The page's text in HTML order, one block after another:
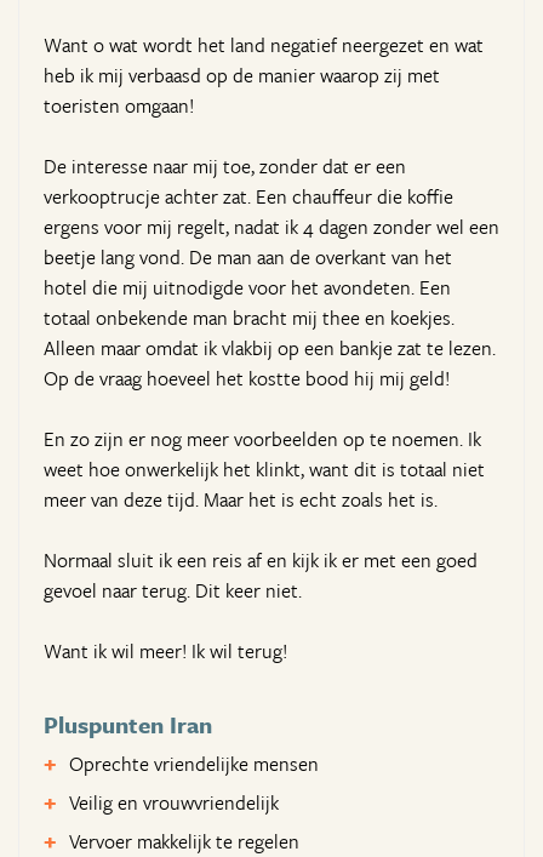
Want o wat wordt het land negatief neergezet en wat
heb ik mij verbaasd op de manier waarop zij met
toeristen omgaan!
De interesse naar mij toe, zonder dat er een
verkooptrucje achter zat. Een chauffeur die koffie
ergens voor mij regelt, nadat ik 4 dagen zonder wel een
beetje lang vond. De man aan de overkant van het
hotel die mij uitnodigde voor het avondeten. Een
totaal onbekende man bracht mij thee en koekjes.
Alleen maar omdat ik vlakbij op een bankje zat te lezen.
Op de vraag hoeveel het kostte bood hij mij geld!
En zo zijn er nog meer voorbeelden op te noemen. Ik
weet hoe onwerkelijk het klinkt, want dit is totaal niet
meer van deze tijd. Maar het is echt zoals het is.
Normaal sluit ik een reis af en kijk ik er met een goed
gevoel naar terug. Dit keer niet.
Want ik wil meer! Ik wil terug!
Pluspunten Iran
Oprechte vriendelijke mensen
Veilig en vrouwvriendelijk
Vervoer makkelijk te regelen